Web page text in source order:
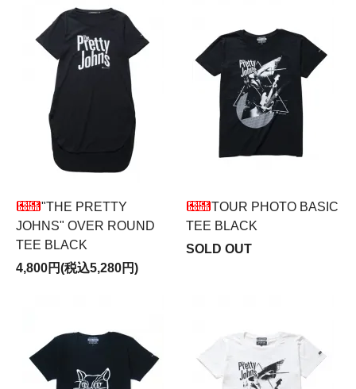
"THE PRETTY
JOHNS" OVER ROUND
TEE BLACK
4,800円(税込5,280円)
TOUR PHOTO BASIC
TEE BLACK
SOLD OUT